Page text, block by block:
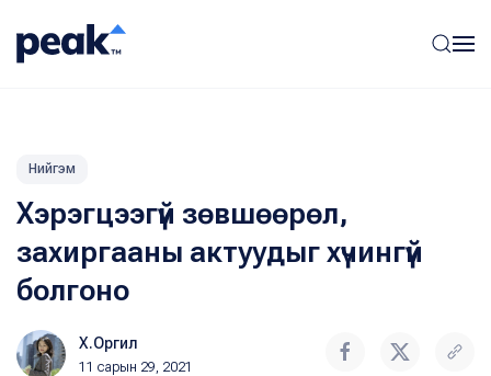
Нийгэм
Хэрэгцээгүй зөвшөөрөл,
захиргааны актуудыг хүчингүй
болгоно
Х.Оргил
11 сарын 29, 2021